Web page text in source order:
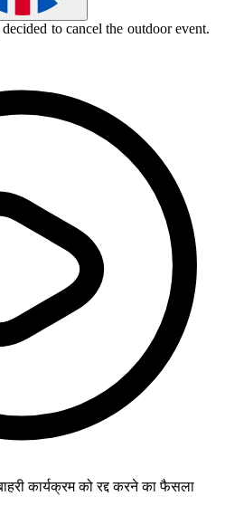
to cancel the outdoor event.
कार्यक्रम को रद्द करने का फैसला